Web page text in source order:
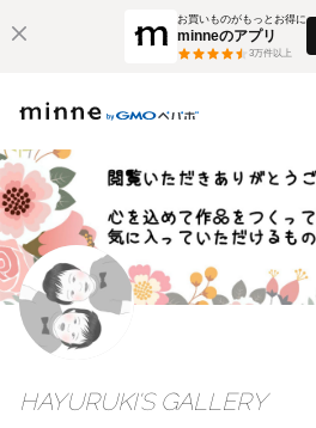
お買いものがもっとお得に
minneのアプリ
3万件以上
HAYURUKI'S GALLERY